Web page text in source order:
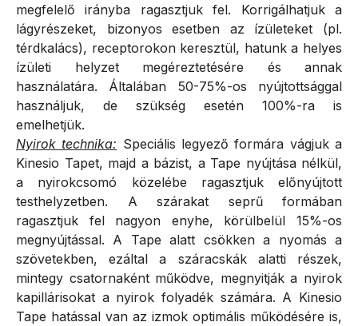
megfelelő irányba ragasztjuk fel. Korrigálhatjuk a
lágyrészeket, bizonyos esetben az ízületeket (pl.
térdkalács), receptorokon keresztül, hatunk a helyes
ízületi helyzet megéreztetésére és annak
használatára. Általában 50-75%-os nyújtottsággal
használjuk, de szükség esetén 100%-ra is
emelhetjük.
Nyirok technika: Speciális legyező formára vágjuk a
Kinesio Tapet, majd a bázist, a Tape nyújtása nélkül,
a nyirokcsomó közelébe ragasztjuk előnyújtott
testhelyzetben. A szárakat seprű formában
ragasztjuk fel nagyon enyhe, körülbelül 15%-os
megnyújtással. A Tape alatt csökken a nyomás a
szövetekben, ezáltal a száracskák alatti részek,
mintegy csatornaként működve, megnyitják a nyirok
kapillárisokat a nyirok folyadék számára. A Kinesio
Tape hatással van az izmok optimális működésére is,